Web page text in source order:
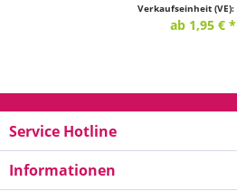
Verkaufseinheit (VE):
ab 1,95 € *
Service Hotline
Informationen